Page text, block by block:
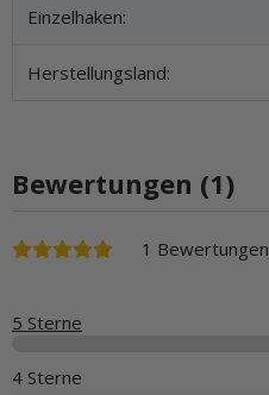
Einzelhaken:
Herstellungsland:
Bewertungen (1)
1 Bewertungen
5 Sterne
4 Sterne